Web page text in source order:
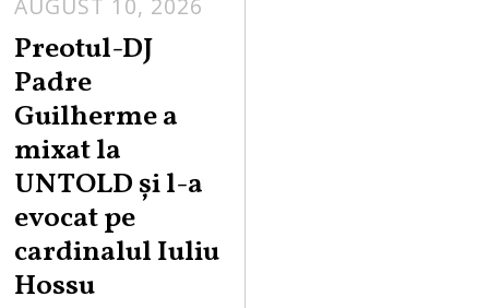
AUGUST 10, 2026
,
Preotul-DJ
Padre
Guilherme a
mixat la
UNTOLD și l-a
evocat pe
cardinalul Iuliu
Hossu